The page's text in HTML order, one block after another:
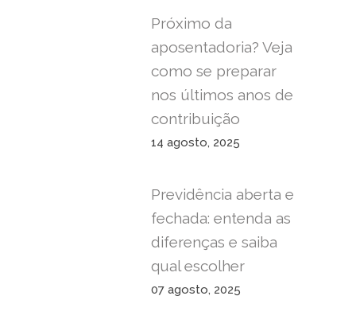
Próximo da
aposentadoria? Veja
como se preparar
nos últimos anos de
contribuição
14 agosto, 2025
Previdência aberta e
fechada: entenda as
diferenças e saiba
qual escolher
07 agosto, 2025